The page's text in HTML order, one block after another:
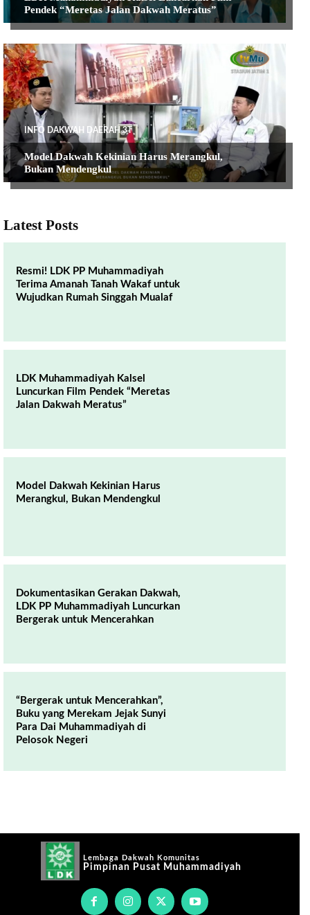
Pendek “Meretas Jalan Dakwah Meratus”
INFO DAKWAH DAERAH 3T
Model Dakwah Kekinian Harus Merangkul,
Bukan Mendengkul
Latest Posts
Resmi! LDK PP Muhammadiyah
Terima Amanah Tanah Wakaf untuk
Wujudkan Rumah Singgah Mualaf
LDK Muhammadiyah Kalsel
Luncurkan Film Pendek “Meretas
Jalan Dakwah Meratus”
Model Dakwah Kekinian Harus
Merangkul, Bukan Mendengkul
Dokumentasikan Gerakan Dakwah,
LDK PP Muhammadiyah Luncurkan
Bergerak untuk Mencerahkan
“Bergerak untuk Mencerahkan”,
Buku yang Merekam Jejak Sunyi
Para Dai Muhammadiyah di
Pelosok Negeri
Lembaga Dakwah Komunitas
Pimpinan Pusat Muhammadiyah